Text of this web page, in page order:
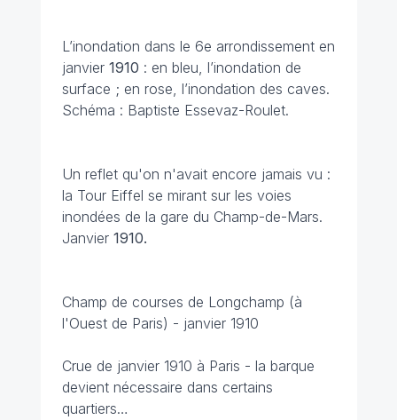
L’inondation dans le 6e arrondissement en
janvier 1910 : en bleu, l’inondation de
surface ; en rose, l’inondation des caves.
Schéma : Baptiste Essevaz-Roulet.
Un reflet qu'on n'avait encore jamais vu :
la Tour Eiffel se mirant sur les voies
inondées de la gare du Champ-de-Mars.
Janvier 1910.
Champ de courses de Longchamp (à
l'Ouest de Paris) - janvier 1910
Crue de janvier 1910 à Paris - la barque
devient nécessaire dans certains
quartiers…